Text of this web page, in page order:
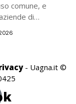
comune, e
di
- Uagna.it ©